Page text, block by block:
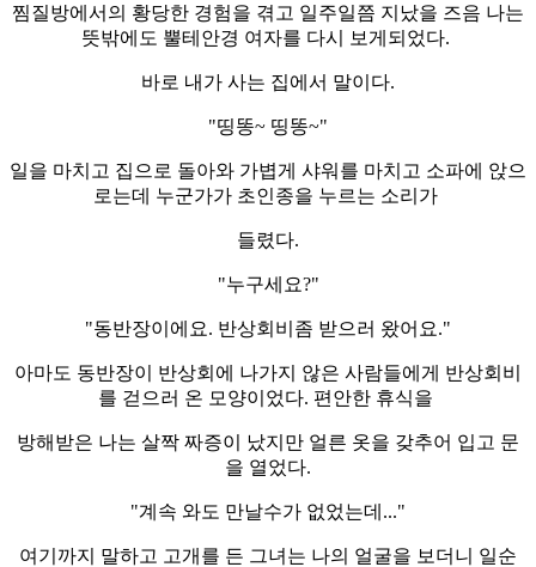
찜질방에서의 황당한 경험을 겪고 일주일쯤 지났을 즈음 나는
뜻밖에도 뿔테안경 여자를 다시 보게되었다.
바로 내가 사는 집에서 말이다.
"띵똥~ 띵똥~"
일을 마치고 집으로 돌아와 가볍게 샤워를 마치고 소파에 앉으
로는데 누군가가 초인종을 누르는 소리가
들렸다.
"누구세요?"
"동반장이에요. 반상회비좀 받으러 왔어요."
아마도 동반장이 반상회에 나가지 않은 사람들에게 반상회비
를 걷으러 온 모양이었다. 편안한 휴식을
방해받은 나는 살짝 짜증이 났지만 얼른 옷을 갖추어 입고 문
을 열었다.
"계속 와도 만날수가 없었는데..."
여기까지 말하고 고개를 든 그녀는 나의 얼굴을 보더니 일순